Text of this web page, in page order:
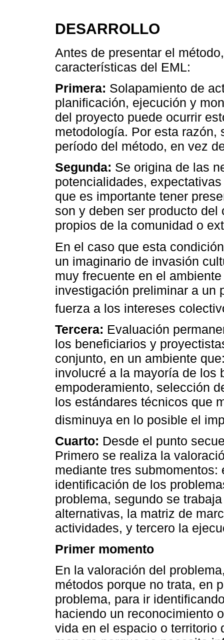
DESARROLLO
Antes de presentar el
características del EML:
Primera: Solapamiento de
planificación, ejecución y
del proyecto puede ocurrir
metodología. Por esta razón,
período del método, en vez
Segunda: Se origina de las
potencialidades,
que es importante tener
son y deben ser producto
propios de la comunidad o
En el caso que esta
un imaginario de invasión
muy frecuente en el
investigación preliminar a un
fuerza a los intereses
Tercera: Evaluación
los beneficiarios y
conjunto, en un ambiente
involucré a la mayoría de los
empoderamiento, selección
los estándares técnicos que
disminuya en lo posible el
Cuarto: Desde el punto
Primero se realiza la
mediante tres
identificación de los
problema, segundo se
alternativas, la matriz de
actividades, y tercero la
Primer momento
En la valoración del
métodos porque no trata, en
problema, para ir
haciendo un reconocimiento
vida en el espacio o territorio